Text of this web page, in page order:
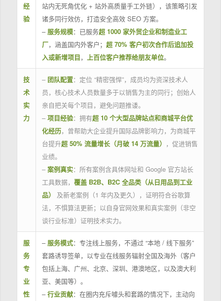
经
验
站内无死角优化 + 站外高质量手工外链），该策略引发
诸多同行效仿，打造安全高效 SEO 方案。
– 服务规模：已服务超 1000 家外贸企业和制造业工
厂，涵盖国内外客户； 超 70% 客户初次合作后追加投
入或新增项目， 上百位客户推荐给朋友单位。
技
术
实
力
– 团队配置：定位 “精密强悍”，成员均为资深技术人
员，核心技术人员数量多于以销售为主的同行；创始人
亲自把关每个项目，避免问题推诿。
– 项目经验：拥有超 10 个大型品牌站点和商城平台优
化经历，曾帮助大企业提升国际品牌影响力，为商城平
台提升超 50% 流量增长（月破 14 万流量） ，促进销售
业绩。
– 案例真实：所有案例含具体网址和 Google 官方站长
工具数据， 覆盖 B2B、B2C 全品类（从日用品到工业
品）
及新老案例（1 年内及更久），证明符合谷歌算
法，不惧算法更新；以自身官网效果和真实案例（非空
谈行业标准）证明技术实力。
服
务
专
业
性
– 服务模式：专注线上服务，不通过 “本地 / 线下服务”
套路诱导签单，以专业在线服务辐射全国及海外（客户
包括上海、广州、北京、深圳、港澳地区，以及澳大利
亚、美国等）。
–行业贡献：在圈内充斥噱头和套路的情况下，主动向